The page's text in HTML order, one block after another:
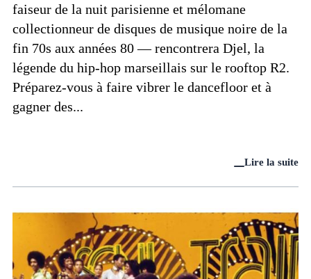
faiseur de la nuit parisienne et mélomane
collectionneur de disques de musique noire de la
fin 70s aux années 80 — rencontrera Djel, la
légende du hip-hop marseillais sur le rooftop R2.
Préparez-vous à faire vibrer le dancefloor et à
gagner des...
Lire la suite